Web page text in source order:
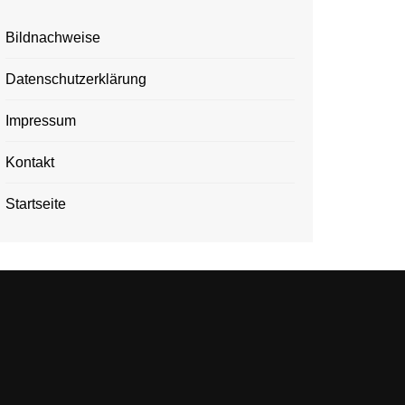
Bildnachweise
Datenschutzerklärung
Impressum
Kontakt
Startseite